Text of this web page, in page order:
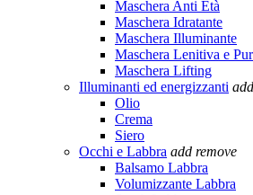
Maschera Anti Età
Maschera Idratante
Maschera Illuminante
Maschera Lenitiva e
Maschera Lifting
Illuminanti ed energizzanti add
Olio
Crema
Siero
Occhi e Labbra add remove
Balsamo Labbra
Volumizzante Labbra